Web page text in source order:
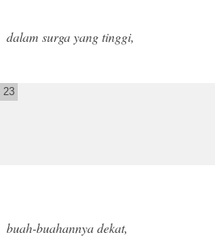
dalam surga yang tinggi,
23
buah-buahannya dekat,